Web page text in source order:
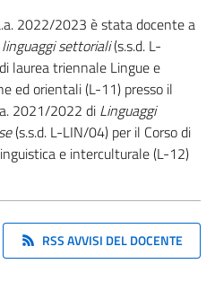
2022/2023 è stata docente a
settoriali(s.s.d. L-
laurea triennale Lingue e
ed orientali (L-11) presso il
2021/2022 di Linguaggi
(s.s.d. L-LIN/04) per il Corso di
e interculturale (L-12)
RSS AVVISI DEL DOCENTE